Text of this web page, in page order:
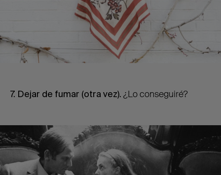
7. Dejar de fumar (otra vez). ¿Lo conseguiré?